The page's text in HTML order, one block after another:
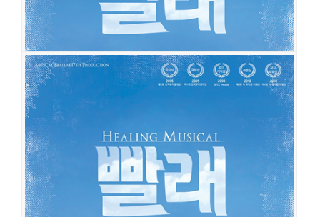
빨래
공연일시
2017-11-29 ~ 2018-04-29
동양예술극장 1관
출연진
김주연신고은조상웅노희찬장이주
이세령
최민경 장격수 한우열 박정표 심우성 박수현 유동훈 박찬양